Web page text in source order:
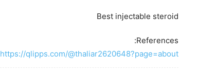
Best injectable steroid
References:
https://qlipps.com/@thaliar2620648?page=about